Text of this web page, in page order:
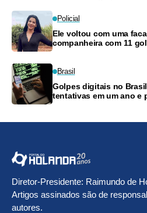
Policial
Ele voltou com uma
companheira com 11
Brasil
Golpes digitais no
tentativas em um ano e
Diretor-Presidente: Raimundo de
Artigos assinados são de
autores.